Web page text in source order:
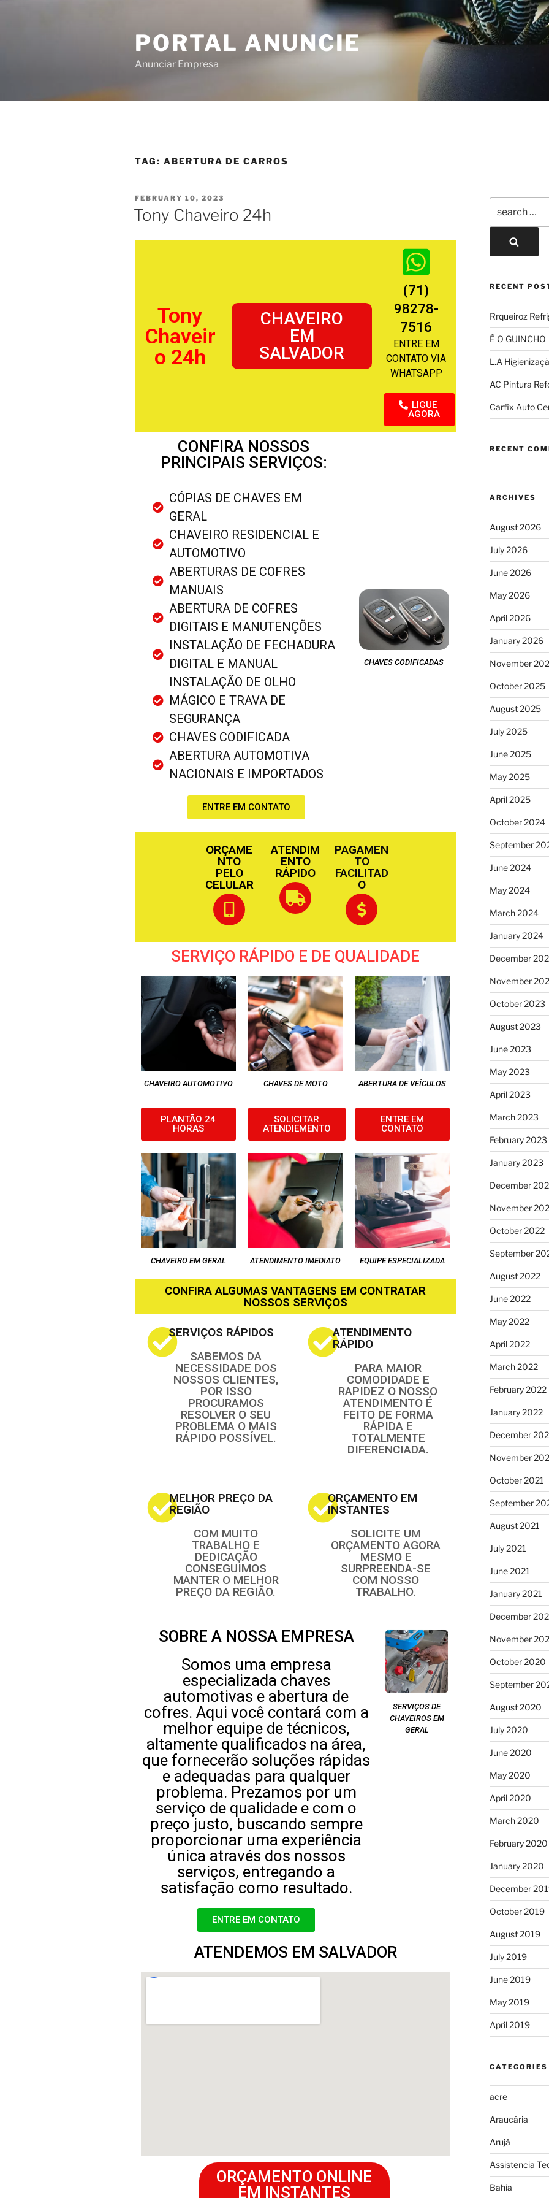
PORTAL ANUNCIE
Anunciar Empresa
TAG: ABERTURA DE CARROS
FEBRUARY 10, 2023
Tony Chaveiro 24h
Tony
Chaveir
o 24h
CHAVEIRO
EM
SALVADOR
(71)
98278-
7516
ENTRE EM
CONTATO VIA
WHATSAPP
LIGUE
AGORA
CONFIRA NOSSOS
PRINCIPAIS SERVIÇOS:
CÓPIAS DE CHAVES EM
GERAL
CHAVEIRO RESIDENCIAL E
AUTOMOTIVO
ABERTURAS DE COFRES
MANUAIS
ABERTURA DE COFRES
DIGITAIS E MANUTENÇÕES
INSTALAÇÃO DE FECHADURA
DIGITAL E MANUAL
INSTALAÇÃO DE OLHO
MÁGICO E TRAVA DE
SEGURANÇA
CHAVES CODIFICADA
ABERTURA AUTOMOTIVA
NACIONAIS E IMPORTADOS
ENTRE EM CONTATO
CHAVES CODIFICADAS
ORÇAME
NTO
PELO
CELULAR
ATENDIM
ENTO
RÁPIDO
PAGAMEN
TO
FACILITAD
O
SERVIÇO RÁPIDO E DE QUALIDADE
CHAVEIRO AUTOMOTIVO
PLANTÃO 24
HORAS
CHAVES DE MOTO
SOLICITAR
ATENDIEMENTO
ABERTURA DE VEÍCULOS
ENTRE EM
CONTATO
CHAVEIRO EM GERAL ATENDIMENTO IMEDIATO EQUIPE ESPECIALIZADA
CONFIRA ALGUMAS VANTAGENS EM CONTRATAR
NOSSOS SERVIÇOS
SERVIÇOS RÁPIDOS
SABEMOS DA
NECESSIDADE DOS
NOSSOS CLIENTES,
POR ISSO
PROCURAMOS
RESOLVER O SEU
PROBLEMA O MAIS
RÁPIDO POSSÍVEL.
ATENDIMENTO
RÁPIDO
PARA MAIOR
COMODIDADE E
RAPIDEZ O NOSSO
ATENDIMENTO É
FEITO DE FORMA
RÁPIDA E
TOTALMENTE
DIFERENCIADA.
MELHOR PREÇO DA
REGIÃO
COM MUITO
TRABALHO E
DEDICAÇÃO
CONSEGUIMOS
MANTER O MELHOR
PREÇO DA REGIÃO.
ORÇAMENTO EM
INSTANTES
SOLICITE UM
ORÇAMENTO AGORA
MESMO E
SURPREENDA-SE
COM NOSSO
TRABALHO.
SOBRE A NOSSA EMPRESA
Somos uma empresa
especializada chaves
automotivas e abertura de
cofres. Aqui você contará com a
melhor equipe de técnicos,
altamente qualificados na área,
que fornecerão soluções rápidas
e adequadas para qualquer
problema. Prezamos por um
serviço de qualidade e com o
preço justo, buscando sempre
proporcionar uma experiência
única através dos nossos
serviços, entregando a
satisfação como resultado.
ENTRE EM CONTATO
SERVIÇOS DE
CHAVEIROS EM
GERAL
ATENDEMOS EM SALVADOR
ORÇAMENTO ONLINE
EM INSTANTES
RECENT
Rrqueiroz
É O GUINCHO
L.A
AC Pintura
Carfix Auto
RECENT
ARCHIVES
August 2026
July 2026
June 2026
May 2026
April 2026
January 2026
November
October 2025
August 2025
July 2025
June 2025
May 2025
April 2025
October 2024
September
June 2024
May 2024
March 2024
January 2024
December
November
October 2023
August 2023
June 2023
May 2023
April 2023
March 2023
February 2023
January 2023
December
November
October 2022
September
August 2022
June 2022
May 2022
April 2022
March 2022
February 2022
January 2022
December
November
October 2021
September
August 2021
July 2021
June 2021
January 2021
December
November
October 2020
September
August 2020
July 2020
June 2020
May 2020
April 2020
March 2020
February 2020
January 2020
December
October 2019
August 2019
July 2019
June 2019
May 2019
April 2019
CATEGORIES
acre
Araucária
Arujá
Assistencia
Bahia